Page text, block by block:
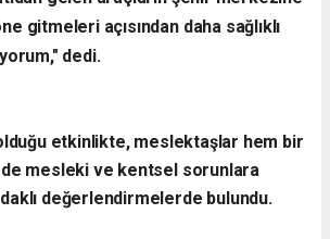
gitmeleri açısından daha sağlıklı
dedi.
olduğu etkinlikte, meslektaşlar hem bir
mesleki ve kentsel sorunlara
değerlendirmelerde bulundu.